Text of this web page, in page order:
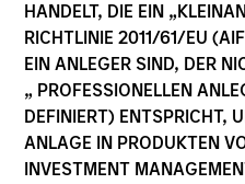
HANDELT, DIE EIN
RICHTLINIE 2011/61/EU
EIN ANLEGER SIND, DER
„ PROFESSIONELLEN
DEFINIERT) ENTSPRICHT,
ANLAGE IN PRODUKTEN
INVESTMENT